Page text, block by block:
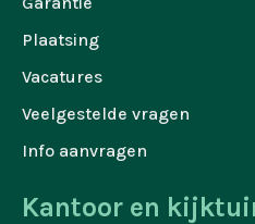
Plaatsing
Vacatures
Veelgestelde vragen
Info aanvragen
Kantoor en